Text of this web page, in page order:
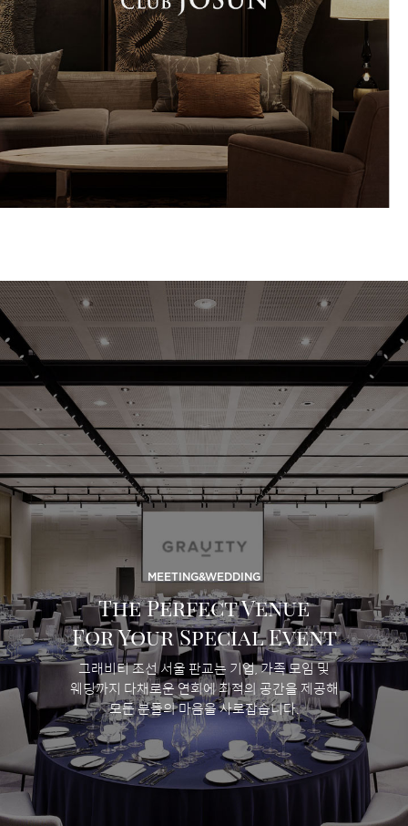
MEETING&WEDDING
The Perfect Venue
For Your Special Event
그래비티 조선 서울 판교는 기업, 가족 모임 및
웨딩까지 다채로운 연회에 최적의 공간을 제공해
모든 분들의 마음을 사로잡습니다.